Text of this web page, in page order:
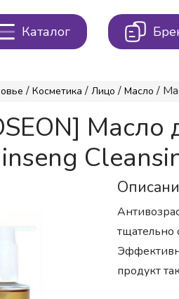
Каталог
/ Косметика / Лицо / Масло /
тщательно
продукт